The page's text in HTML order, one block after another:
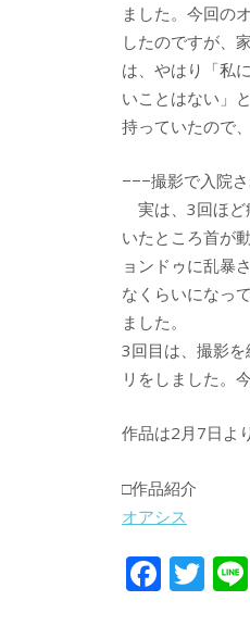
ました。今回の
したのですが、
は、やはり「私
いことはない」
持っていたので
−−−撮影で入院
実は、3回ほど
いたところ首が
ョンドゥに乱暴
なくらいになっ
ました。
3回目は、撮影
リをしました。
作品は2月7日よ
□作品紹介
オアシス
F T